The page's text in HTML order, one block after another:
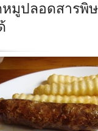
มูปลอดสารพิ